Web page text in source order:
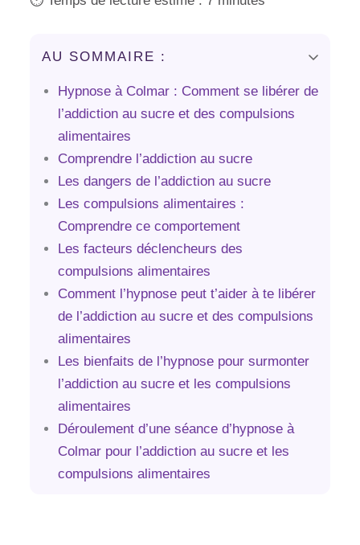
AU SOMMAIRE :
Hypnose à Colmar : Comment se libérer de
l’addiction au sucre et des compulsions
alimentaires
Comprendre l’addiction au sucre
Les dangers de l’addiction au sucre
Les compulsions alimentaires :
Comprendre ce comportement
Les facteurs déclencheurs des
compulsions alimentaires
Comment l’hypnose peut t’aider à te libérer
de l’addiction au sucre et des compulsions
alimentaires
Les bienfaits de l’hypnose pour surmonter
l’addiction au sucre et les compulsions
alimentaires
Déroulement d’une séance d’hypnose à
Colmar pour l’addiction au sucre et les
compulsions alimentaires